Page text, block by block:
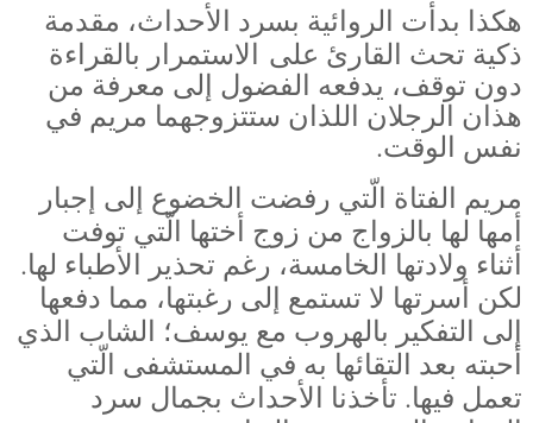
هكذا بدأت الروائية بسرد الأحداث، مقدمة
ذكية تحث القارئ على الاستمرار بالقراءة
دون توقف، يدفعه الفضول إلى معرفة من
هذان الرجلان اللذان ستتزوجهما مريم في
نفس الوقت.
مريم الفتاة الّتي رفضت الخضوع إلى إجبار
أمها لها بالزواج من زوج أختها الّتي توفت
أثناء ولادتها الخامسة، رغم تحذير الأطباء لها.
لكن أسرتها لا تستمع إلى رغبتها، مما دفعها
إلى التفكير بالهروب مع يوسف؛ الشاب الذي
أحبته بعد التقائها به في المستشفى الّتي
تعمل فيها. تأخذنا الأحداث بجمال سرد